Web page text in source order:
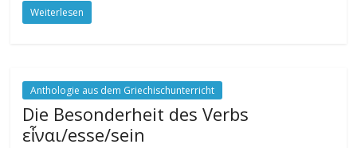
Weiterlesen
Anthologie aus dem Griechischunterricht
Die Besonderheit des Verbs
εἶναι/esse/sein